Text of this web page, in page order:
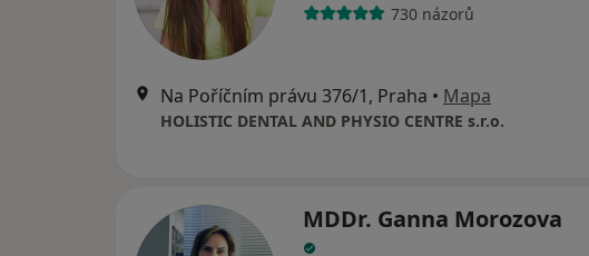
730 názorů
Na Poříčním právu 376/1, Praha • Mapa
HOLISTIC DENTAL AND PHYSIO CENTRE s.r.o.
MDDr. Ganna Morozova